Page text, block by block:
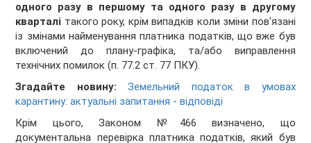
одного разу в першому та одного разу в другому
кварталі такого року, крім випадків коли зміни пов'язані
із змінами найменування платника податків, що вже був
включений до плану-графіка, та/або виправлення
технічних помилок (п. 77.2 ст. 77 ПКУ).
Згадайте новину:
Земельний податок в умовах
карантину: актуальні запитання - відповіді
Крім цього, Законом №466 визначено, що
документальна перевірка платника податків, який був